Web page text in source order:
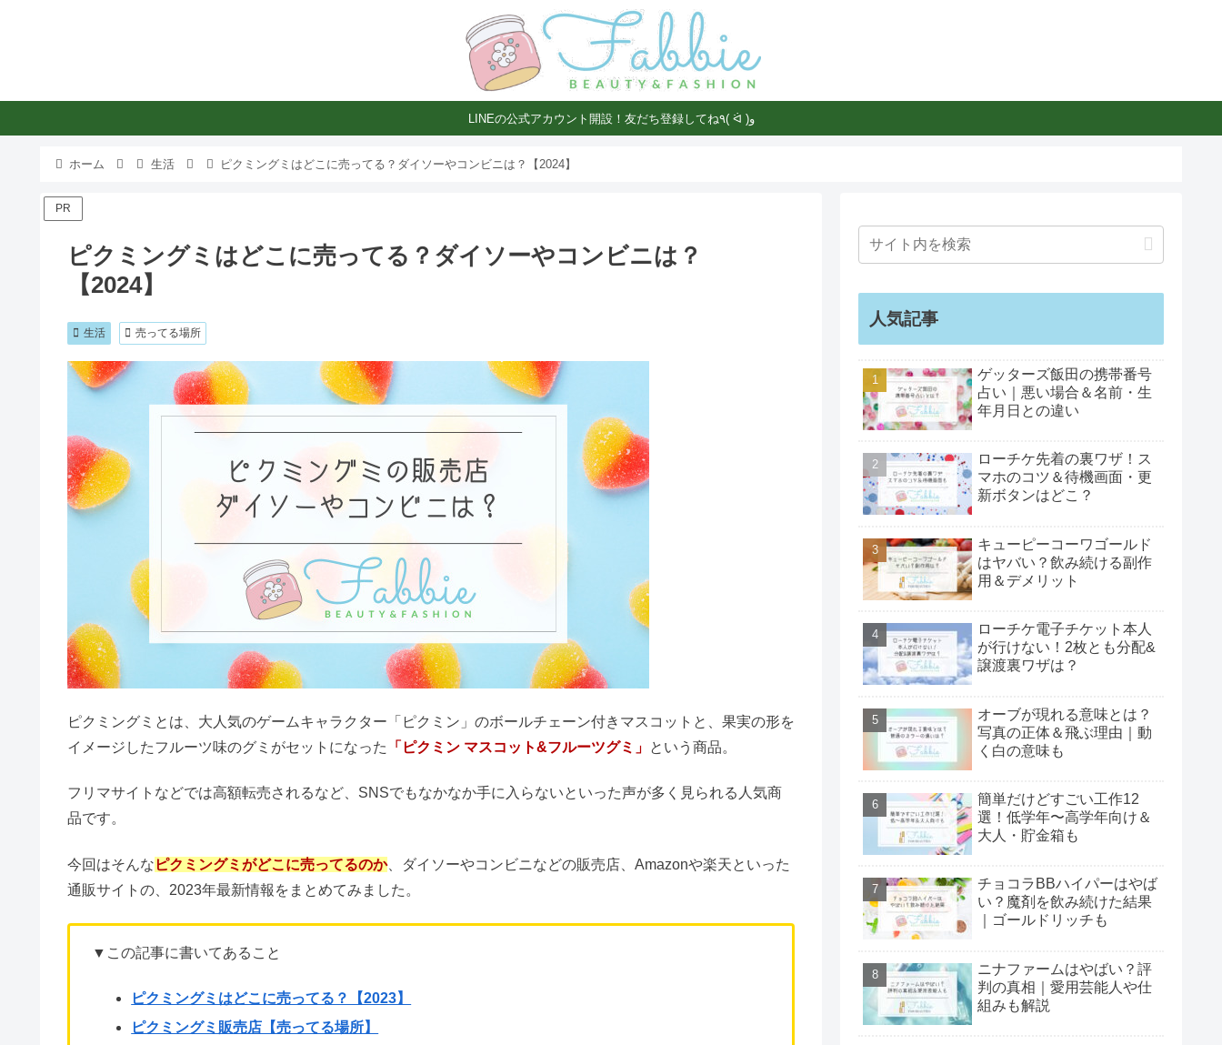
LINEの公式アカウント開設！友だち登録してね٩( ᐛ )و
ホーム 生活 ピクミングミはどこに売ってる？ダイソーやコンビニは？【2024】
PR
ピクミングミはどこに売ってる？ダイソーやコンビニは？
【2024】
売ってる場所
ピクミングミとは、大人気のゲームキャラクター「ピクミン」のボールチェーン付きマスコットと、果実の形を
イメージしたフルーツ味のグミがセットになった
人気記事
ゲッターズ飯田の携帯番号
占い｜悪い場合＆名前・生
年月日との違い
ローチケ先着の裏ワザ！ス
マホのコツ＆待機画面・更
新ボタンはどこ？
キューピーコーワゴールド
はヤバい？飲み続ける副作
用＆デメリット
ローチケ電子チケット本人
が行けない！2枚とも分配&
譲渡裏ワザは？
オーブが現れる意味とは？
写真の正体＆飛ぶ理由｜動
く白の意味も
簡単だけどすごい工作12
選！低学年〜高学年向け＆
大人・貯金箱も
チョコラBBハイパーはやば
い？魔剤を飲み続けた結果
｜ゴールドリッチも
ニナファームはやばい？評
判の真相｜愛用芸能人や仕
組みも解説